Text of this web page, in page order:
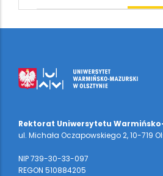
Rektorat Uniwersytetu
ul. Michała Oczapowskiego 2, 10-719
NIP 739-30-33-097
REGON 510884205